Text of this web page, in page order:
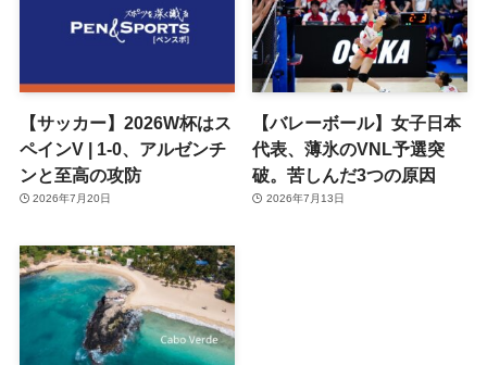
【サッカー】2026W杯はス
ペインV | 1-0、アルゼンチ
ンと至高の攻防
2026年7月20日
【バレーボール】女子日本
代表、薄氷のVNL予選突
破。苦しんだ3つの原因
2026年7月13日